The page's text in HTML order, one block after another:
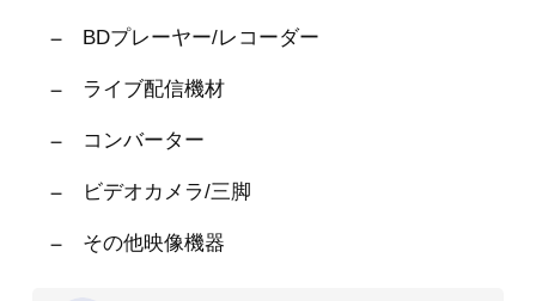
BDプレーヤー/レコーダー
ライブ配信機材
コンバーター
ビデオカメラ/三脚
その他映像機器